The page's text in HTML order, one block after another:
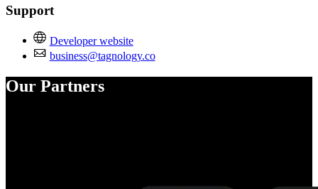
Support
Developer website
business@tagnology.co
Our Partners